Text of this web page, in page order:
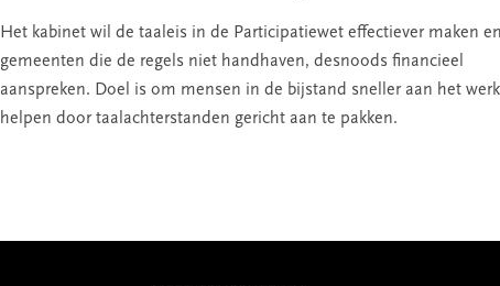
Het kabinet wil de taaleis in de Participatiewet effectiever maken en
gemeenten die de regels niet handhaven, desnoods financieel
aanspreken. Doel is om mensen in de bijstand sneller aan het
helpen door taalachterstanden gericht aan te pakken.